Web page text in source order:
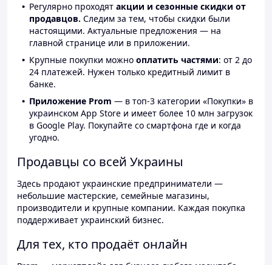
Регулярно проходят акции и сезонные скидки от
продавцов. Следим за тем, чтобы скидки были
настоящими. Актуальные предложения — на
главной странице или в приложении.
Крупные покупки можно оплатить частями: от 2 до
24 платежей. Нужен только кредитный лимит в
банке.
Приложение Prom — в топ-3 категории «Покупки» в
украинском App Store и имеет более 10 млн загрузок
в Google Play. Покупайте со смартфона где и когда
угодно.
Продавцы со всей Украины
Здесь продают украинские предприниматели —
небольшие мастерские, семейные магазины,
производители и крупные компании. Каждая покупка
поддерживает украинский бизнес.
Для тех, кто продаёт онлайн